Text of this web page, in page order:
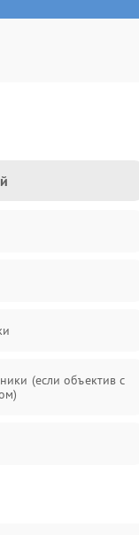
(если объектив с